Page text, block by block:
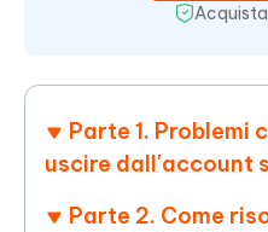
Parte 1. Problemi
uscire dall'account
Parte 2. Come